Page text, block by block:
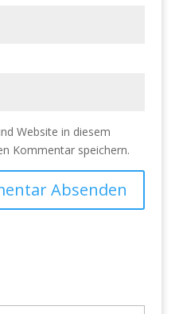
Website in diesem
Kommentar speichern.